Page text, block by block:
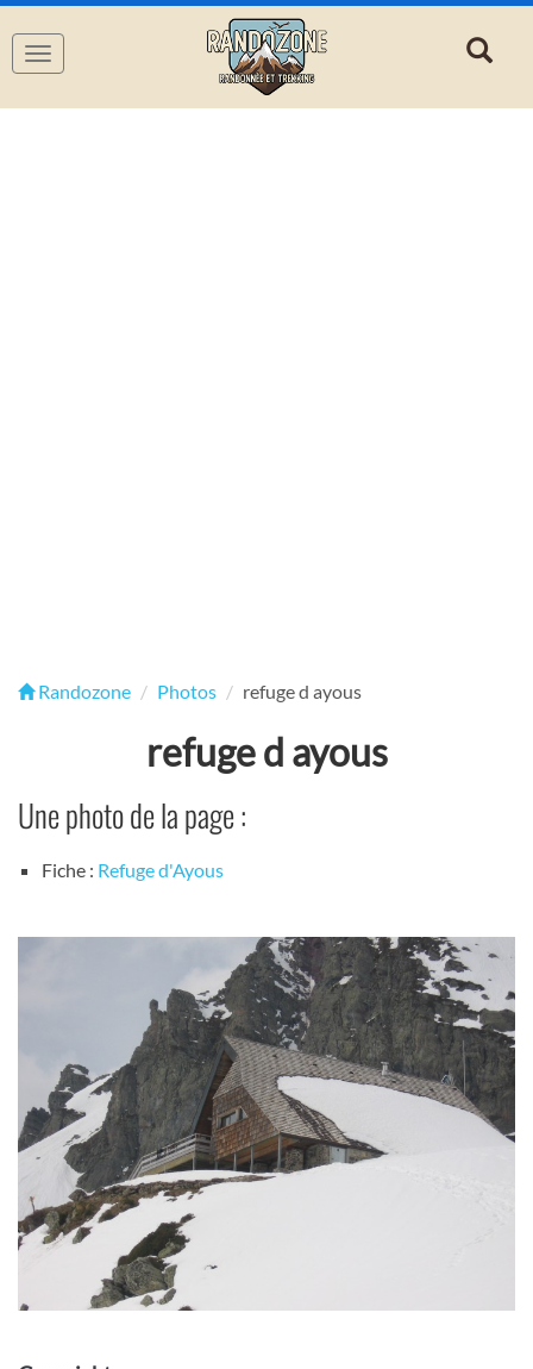
Navigation
Randozone Photos refuge d ayous
refuge d ayous
Une photo de la page :
Fiche : Refuge d'Ayous